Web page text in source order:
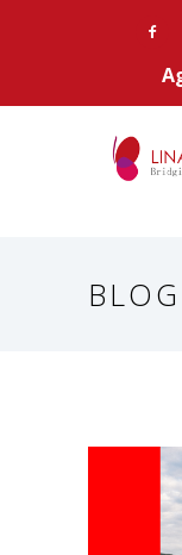
BLOG